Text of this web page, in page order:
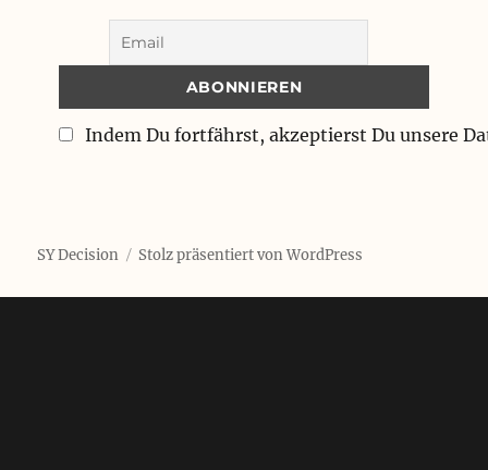
Indem Du fortfährst, akzeptierst Du unsere
SY Decision Stolz präsentiert von WordPress